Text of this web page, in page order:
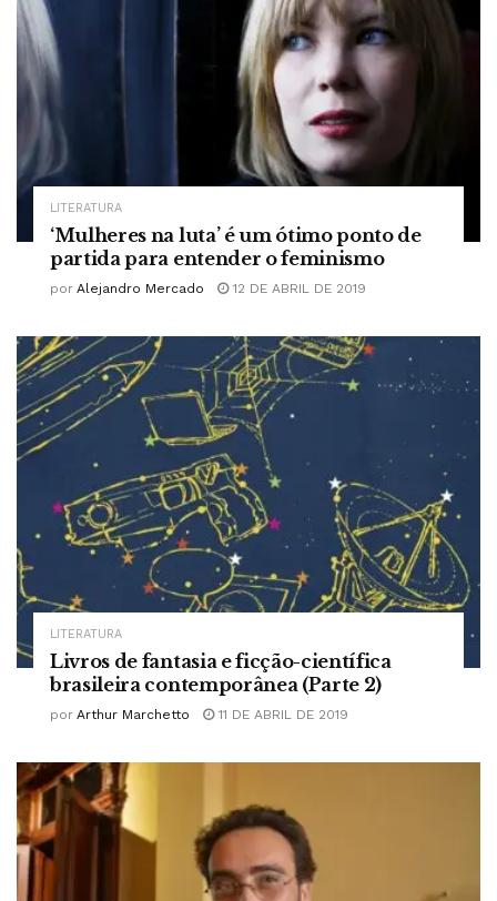
LITERATURA
‘Mulheres na luta’ é um ótimo ponto de
partida para entender o feminismo
por Alejandro Mercado 12 DE ABRIL DE 2019
LITERATURA
Livros de fantasia e ficção-científica
brasileira contemporânea (Parte 2)
por Arthur Marchetto 11 DE ABRIL DE 2019